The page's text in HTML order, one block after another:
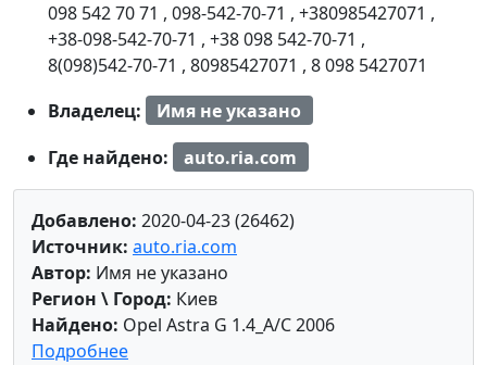
098 542 70 71 , 098-542-70-71 , +380985427071 ,
+38-098-542-70-71 , +38 098 542-70-71 ,
8(098)542-70-71 , 80985427071 , 8 098 5427071
Владелец:
Имя не указано
Где найдено:
auto.ria.com
Добавлено: 2020-04-23 (26462)
Источник: auto.ria.com
Автор: Имя не указано
Регион \ Город: Киев
Найдено: Opel Astra G 1.4_A/C 2006
Подробнее